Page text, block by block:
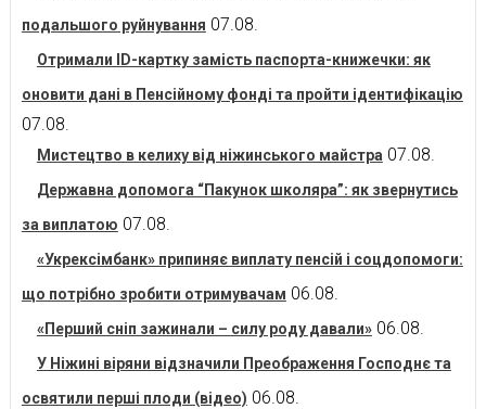
подальшого руйнування 07.08.
Отримали ID-картку замість паспорта-книжечки: як
оновити дані в Пенсійному фонді та пройти ідентифікацію
07.08.
Мистецтво в келиху від ніжинського майстра 07.08.
Державна допомога “Пакунок школяра”: як звернутись
за виплатою 07.08.
«Укрексімбанк» припиняє виплату пенсій і соцдопомоги:
що потрібно зробити отримувачам 06.08.
«Перший сніп зажинали – силу роду давали» 06.08.
У Ніжині віряни відзначили Преображення Господнє та
освятили перші плоди (відео) 06.08.